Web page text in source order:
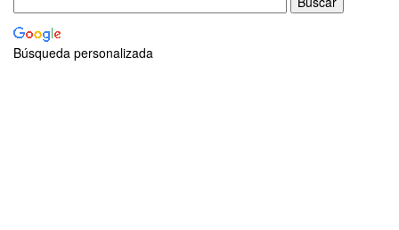
Búsqueda personalizada